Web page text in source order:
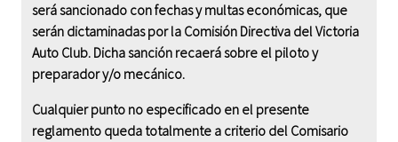
será sancionado con fechas y multas económicas, que
serán dictaminadas por la Comisión Directiva del Victoria
Auto Club. Dicha sanción recaerá sobre el piloto y
preparador y/o mecánico.
Cualquier punto no especificado en el presente
reglamento queda totalmente a criterio del Comisario